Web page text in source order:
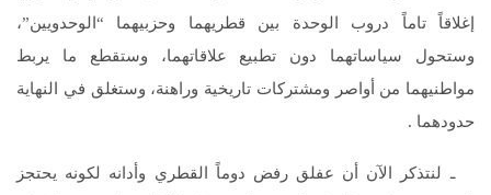
إغلاقاً تاماً دروب الوحدة بين قطريهما وحزبيهما “الوحدويين”،
وستحول سياساتهما دون تطبيع علاقاتهما، وستقطع ما يربط
مواطنيهما من أواصر ومشتركات تاريخية وراهنة، وستغلق في النهاية
حدودهما .
ـ لنتذكر الآن أن عفلق رفض دوماً القطري وأدانه لكونه يحتجز